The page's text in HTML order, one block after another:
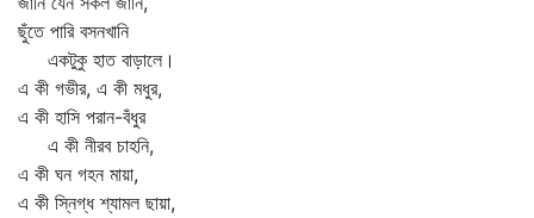
ছুঁতে পারি বসনখানি
একটুকু হাত বাড়ালে।
এ কী গভীর, এ কী মধুর,
এ কী হাসি পরান-বঁধুর
এ কী নীরব চাহনি,
এ কী ঘন গহন মায়া,
এ কী স্নিগ্ধ শ্যামল ছায়া,